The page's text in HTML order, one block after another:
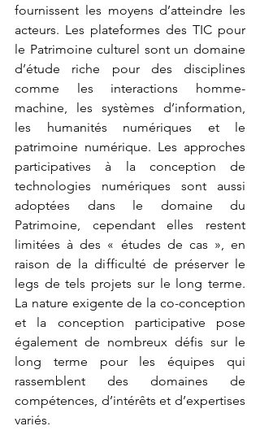
fournissent les moyens d’atteindre les
acteurs. Les plateformes des TIC pour
le Patrimoine culturel sont un domaine
d’étude riche pour des disciplines
comme les interactions homme-
machine, les systèmes d’information,
les humanités numériques et le
patrimoine numérique. Les approches
participatives à la conception de
technologies numériques sont aussi
adoptées dans le domaine du
Patrimoine, cependant elles restent
limitées à des « études de cas », en
raison de la difficulté de préserver le
legs de tels projets sur le long terme.
La nature exigente de la co-conception
et la conception participative pose
également de nombreux défis sur le
long terme pour les équipes qui
rassemblent des domaines de
compétences, d’intérêts et d’expertises
variés.